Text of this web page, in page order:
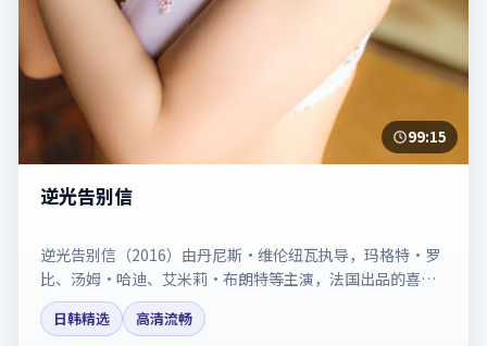
99:15
逆光告别信
逆光告别信（2016）由丹尼斯·维伦纽瓦执导，玛格特·罗
比、汤姆·哈迪、艾米莉·布朗特等主演，法国出品的喜剧
类型影片。动作场面与情感戏比例拿捏得当。剧情简介与主
创信息可供检索参考，上映日期以片方资料为准。
日韩精选
高清流畅